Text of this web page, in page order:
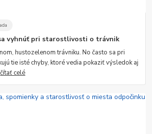
vyhnúť pri starostlivosti o trávnik
hustozelenom trávniku. No často sa pri
tie isté chyby, ktoré vedia pokaziť výsledok aj
čítať celé